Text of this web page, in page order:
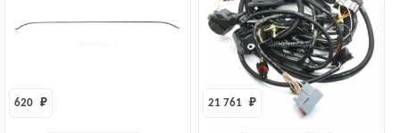
620 ₽ 21 761 ₽